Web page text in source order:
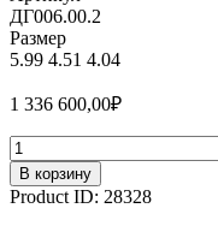
ДГ006.00.2
Размер
5.99 4.51 4.04
1 336 600,00₽
Количество
В корзину
Product ID: 28328